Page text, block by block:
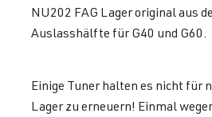
NU202 FAG Lager original aus
Auslasshälfte für G40 und G60.
Einige Tuner halten es nicht für
Lager zu erneuern! Einmal